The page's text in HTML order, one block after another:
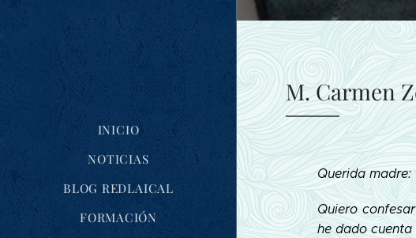
INICIO
NOTICIAS
BLOG REDLAICAL
FORMACIÓN
M. Carmen
Querida madre:
Quiero
he dado